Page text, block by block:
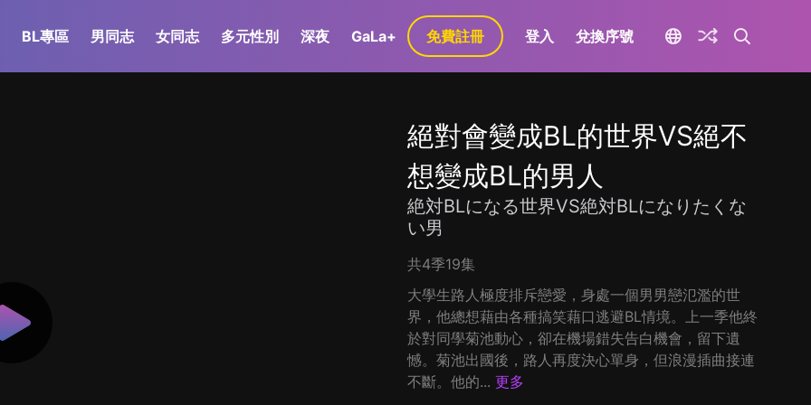
BL專區 男同志 女同志 多元性別 深夜 GaLa+ 免費註冊 登入 兌換序號
絕對會變成BL的世界VS絕不
想變成BL的男人
絶対BLになる世界VS絶対BLになりたくな
い男
共4季19集
大學生路人極度排斥戀愛，身處一個男男戀氾濫的世
界，他總想藉由各種搞笑藉口逃避BL情境。上一季他終
於對同學菊池動心，卻在機場錯失告白機會，留下遺
憾。菊池出國後，路人再度決心單身，但浪漫插曲接連
不斷。他的... 更多